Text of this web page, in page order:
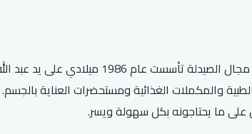
صيدلية النهدي هي شركة سعودية
ما يحتاجونه بكل سهولة ويسر.